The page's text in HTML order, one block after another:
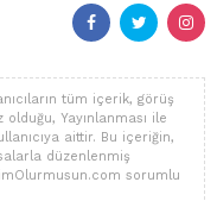
tüm içerik, görüş
Yayınlanması ile
aittir. Bu içeriğin,
düzenlenmiş
sorumlu